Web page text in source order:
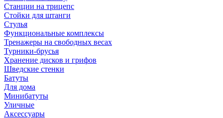
Станции на трицепс
Стойки для штанги
Стулья
Функциональные комплексы
Тренажеры на свободных весах
Турники-брусья
Хранение дисков и грифов
Шведские стенки
Батуты
Для дома
Минибатуты
Уличные
Аксессуары